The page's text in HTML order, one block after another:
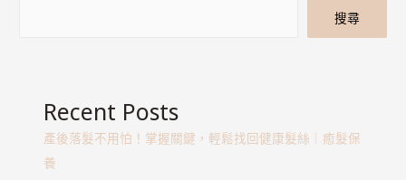
搜尋
Recent Posts
產後落髮不用怕！掌握關鍵，輕鬆找回健康髮絲｜癒髮保
養